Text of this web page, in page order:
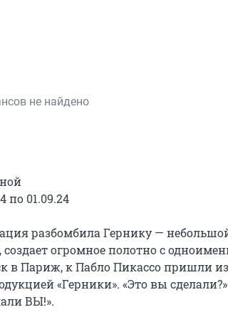
не найдено
по 01.09.24
разбомбила Гернику —
огромное полотно с
в Париж, к Пабло Пикассо пришли
«Герники». «Это вы
ВЫ!».